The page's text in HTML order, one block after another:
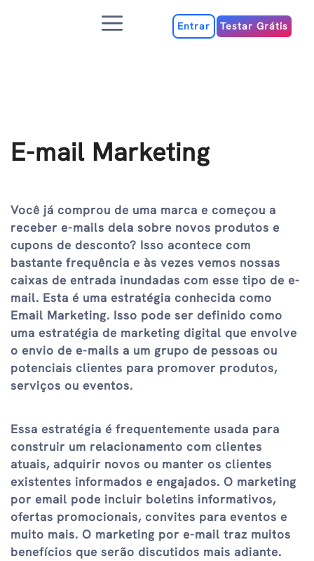
MenuEntrar Testar Grátis
E-mail Marketing
Você já comprou de uma marca e começou a
receber e-mails dela sobre novos produtos e
cupons de desconto? Isso acontece com
bastante frequência e às vezes vemos nossas
caixas de entrada inundadas com esse tipo de e-
mail. Esta é uma estratégia conhecida como
Email Marketing. Isso pode ser definido como
uma estratégia de marketing digital que envolve
o envio de e-mails a um grupo de pessoas ou
potenciais clientes para promover produtos,
serviços ou eventos.
Essa estratégia é frequentemente usada para
construir um relacionamento com clientes
atuais, adquirir novos ou manter os clientes
existentes informados e engajados. O marketing
por email pode incluir boletins informativos,
ofertas promocionais, convites para eventos e
muito mais. O marketing por e-mail traz muitos
benefícios que serão discutidos mais adiante.